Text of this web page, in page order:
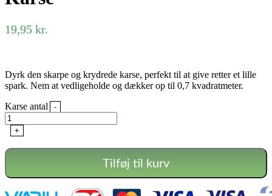
19,95 kr.
Dyrk den skarpe og krydrede karse, perfekt til at give retter et lille
spark. Nem at vedligeholde og dækker op til 0,7 kvadratmeter.
Karse antal
-
+
Tilføj til kurv